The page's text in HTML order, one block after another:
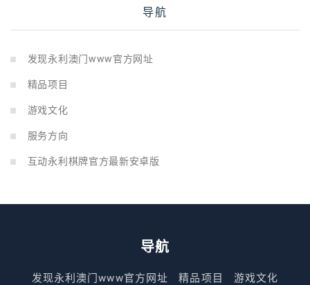
导航
发现永利澳门www官方网址
精品项目
游戏文化
服务方向
互动永利棋牌官方最新安卓版
导航
发现永利澳门www官方网址 精品项目
游戏文化